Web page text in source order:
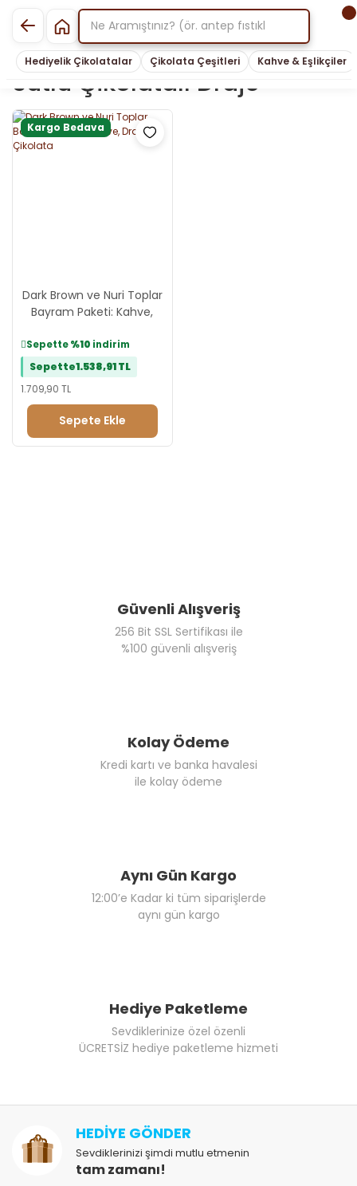
Hediyelik Çikolatalar Çikolata Çeşitleri Kahve & Eşlikçiler
Sütlü Çikolatalı Draje
Kargo Bedava
Dark Brown ve Nuri Toplar
Bayram Paketi: Kahve,
Sepette%10 indirim
Sepette1.538,91 TL
1.709,90 TL
Sepete Ekle
Güvenli Alışveriş
256 Bit SSL Sertifikası ile
%100 güvenli alışveriş
Kolay Ödeme
Kredi kartı ve banka havalesi
ile kolay ödeme
Aynı Gün Kargo
12:00’e Kadar ki tüm siparişlerde
aynı gün kargo
Hediye Paketleme
Sevdiklerinize özel özenli
ÜCRETSİZ hediye paketleme hizmeti
HEDİYE GÖNDER
Sevdiklerinizi şimdi mutlu etmenin
tam zamanı!